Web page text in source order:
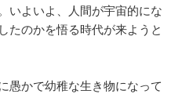
いよいよ、人間が宇宙的にな
たのかを悟る時代が来ようと
愚かで幼稚な生き物になって